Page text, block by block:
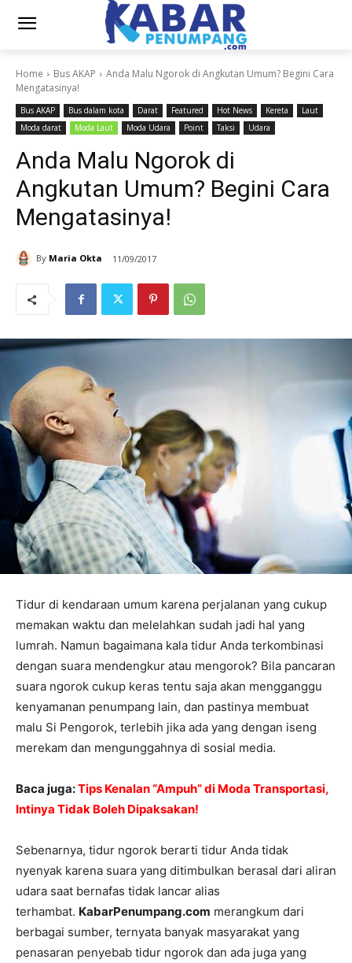
Home Bus AKAP
Anda Malu Ngorok di Angkutan Umum? Begini Cara
Mengatasinya!
Bus AKAP Bus dalam kota Darat Featured Hot News Kereta
Laut
Moda darat
Moda Laut Moda Udara Point Taksi Udara
Anda Malu Ngorok di
Angkutan Umum? Begini Cara
Mengatasinya!
By Maria Okta 11/09/2017
Tidur di kendaraan umum karena perjalanan yang cukup
memakan waktu dan melelahkan sudah jadi hal yang
lumrah. Namun bagaimana kala tidur Anda terkombinasi
dengan suara mendengkur atau mengorok? Bila pancaran
suara ngorok cukup keras tentu saja akan mengganggu
kenyamanan penumpang lain, dan pastinya membuat
malu Si Pengorok, terlebih jika ada yang dengan iseng
merekam dan mengunggahnya di sosial media.
Baca juga:Tips Kenalan “Ampuh” di Moda Transportasi,
Intinya Tidak Boleh Dipaksakan!
Sebenarnya, tidur ngorok berarti tidur Anda tidak
nyenyak karena suara yang ditimbulkan berasal dari aliran
udara saat bernafas tidak lancar alias
terhambat. KabarPenumpang.com merangkum dari
berbagai sumber, ternyata banyak masyarakat yang
penasaran penyebab tidur ngorok dan ada juga yang